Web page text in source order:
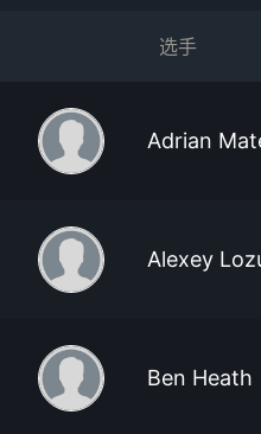
选手
Adrian
Alexey
Ben Heath